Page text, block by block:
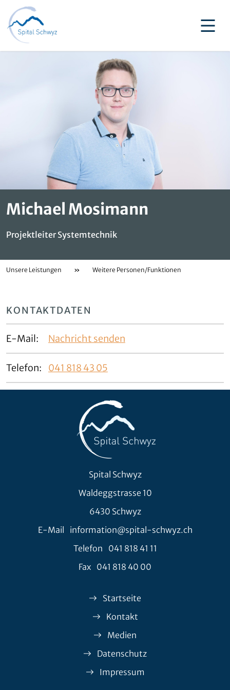
Michael Mosimann
Projektleiter Systemtechnik
Unsere Leistungen » Weitere Personen/Funktionen
KONTAKTDATEN
E-Mail: Nachricht senden
Telefon: 041 818 43 05
Spital Schwyz
Waldeggstrasse 10
6430 Schwyz
E-Mail
information@spital-schwyz.ch
Telefon
041 818 41 11
Fax 041 818 40 00
Startseite
Kontakt
Medien
Datenschutz
Impressum